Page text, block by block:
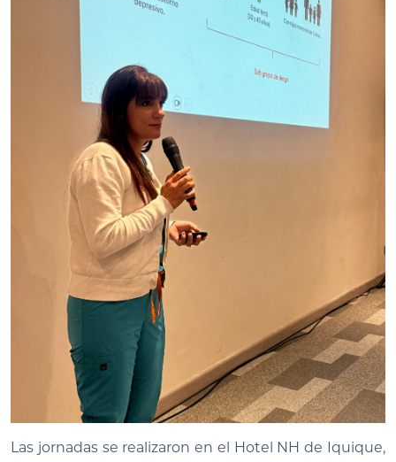
Las jornadas se realizaron en el Hotel NH de Iquique,